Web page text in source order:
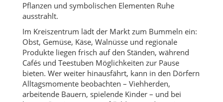
Pflanzen und symbolischen Elementen Ruhe
ausstrahlt.
Im Kreiszentrum lädt der Markt zum Bummeln ein:
Obst, Gemüse, Käse, Walnüsse und regionale
Produkte liegen frisch auf den Ständen, während
Cafés und Teestuben Möglichkeiten zur Pause
bieten. Wer weiter hinausfährt, kann in den Dörfern
Alltagsmomente beobachten – Viehherden,
arbeitende Bauern, spielende Kinder – und bei